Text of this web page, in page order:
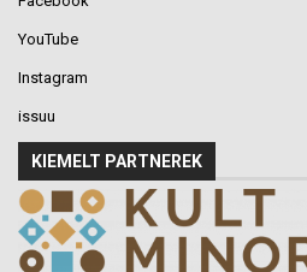
YouTube
Instagram
issuu
KIEMELT PARTNEREK